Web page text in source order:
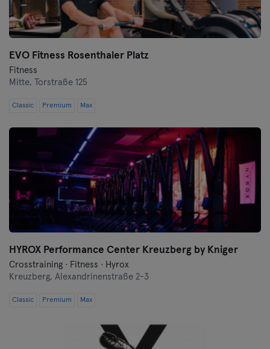
EVO Fitness Rosenthaler Platz
Fitness
Mitte,
Torstraße 125
Classic Premium Max
HYROX Performance Center Kreuzberg by Kniger
Crosstraining · Fitness · Hyrox
Kreuzberg, Alexandrinenstraße 2-3
Classic Premium Max
Wolfsburg
Zwickau